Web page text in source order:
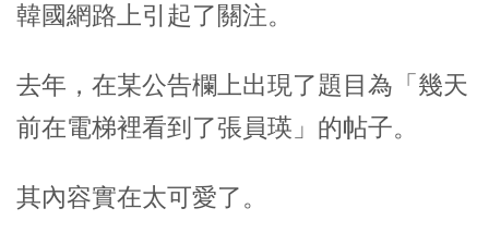
韓國網路上引起了關注。
去年，在某公告欄上出現了題目為「幾天
前在電梯裡看到了張員瑛」的帖子。
其內容實在太可愛了。